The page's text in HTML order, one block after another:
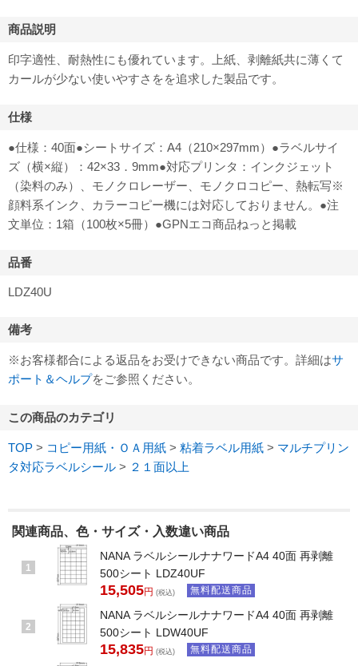
商品説明
印字適性、耐熱性にも優れています。上紙、剥離紙共に薄くて
カールが少ない使いやすさをを追求した製品です。
仕様
●仕様：40面●シートサイズ：A4（210×297mm）●ラベルサイ
ズ（横×縦）：42×33．9mm●対応プリンタ：インクジェット
（染料のみ）、モノクロレーザー、モノクロコピー、熱転写※
顔料系インク、カラーコピー機には対応しておりません。●注
文単位：1箱（100枚×5冊）●GPNエコ商品ねっと掲載
品番
LDZ40U
備考
※お客様都合による返品をお受けできない商品です。詳細はサ
ポート＆ヘルプをご参照ください。
この商品のカテゴリ
TOP > コピー用紙・ＯＡ用紙 > 粘着ラベル用紙 > マルチプリン
タ対応ラベルシール > ２１面以上
関連商品、色・サイズ・入数違い商品
1
NANA ラベルシールナナワードA4 40面 再剥離
500シート LDZ40UF
15,505円 (税込) 無料配送商品
2
NANA ラベルシールナナワードA4 40面 再剥離
500シート LDW40UF
15,835円 (税込) 無料配送商品